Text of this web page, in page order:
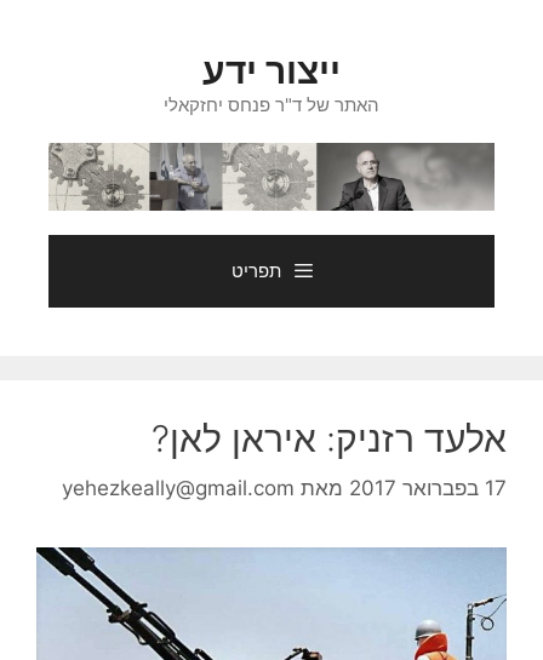
ייצור ידע
האתר של ד"ר פנחס יחזקאלי
תפריט
אלעד רזניק: איראן לאן?
17 בפברואר 2017 מאת yehezkeally@gmail.com